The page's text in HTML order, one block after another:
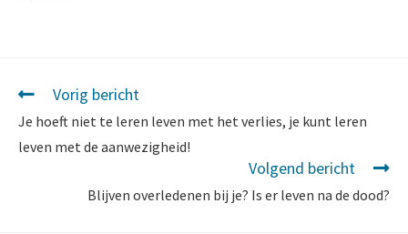
Vorig bericht
Je hoeft niet te leren leven met het verlies, je kunt leren
leven met de aanwezigheid!
Volgend bericht
Blijven overledenen bij je? Is er leven na de dood?